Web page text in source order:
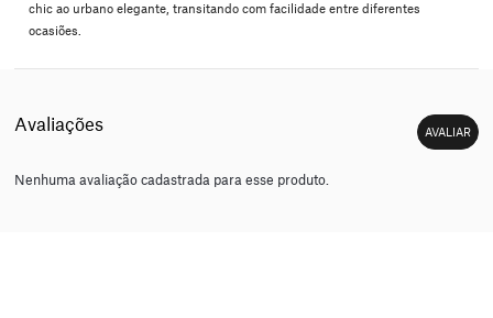
chic ao urbano elegante, transitando com facilidade entre diferentes
ocasiões.
Nenhuma avaliação cadastrada para esse produto.